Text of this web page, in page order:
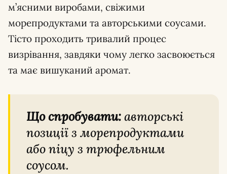
м’ясними виробами, свіжими
морепродуктами та авторськими соусами.
Тісто проходить тривалий процес
визрівання, завдяки чому легко засвоюється
та має вишуканий аромат.
Що спробувати:авторські
позиції з морепродуктами
або піцу з трюфельним
соусом.